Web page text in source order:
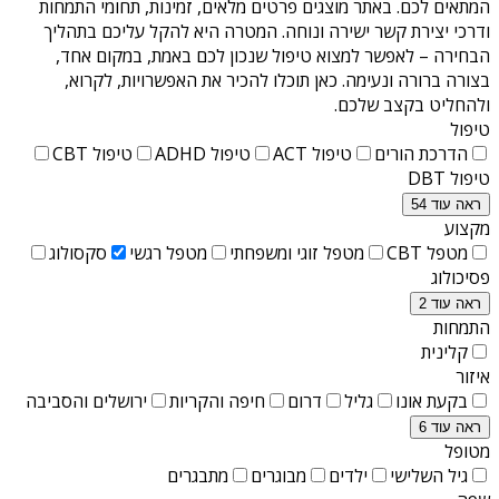
המתאים לכם. באתר מוצגים פרטים מלאים, זמינות, תחומי התמחות
ודרכי יצירת קשר ישירה ונוחה. המטרה היא להקל עליכם בתהליך
הבחירה – לאפשר למצוא טיפול שנכון לכם באמת, במקום אחד,
בצורה ברורה ונעימה. כאן תוכלו להכיר את האפשרויות, לקרוא,
ולהחליט בקצב שלכם.
טיפול
הדרכת הורים
טיפול ACT טיפול ADHD
טיפול CBT
טיפול DBT
ראה עוד 54
מקצוע
מטפל CBT
מטפל זוגי ומשפחתי מטפל רגשי
סקסולוג
פסיכולוג
ראה עוד 2
התמחות
קלינית
איזור
בקעת אונו
גליל דרום חיפה והקריות ירושלים והסביבה
ראה עוד 6
מטופל
גיל השלישי
ילדים מבוגרים
מתבגרים